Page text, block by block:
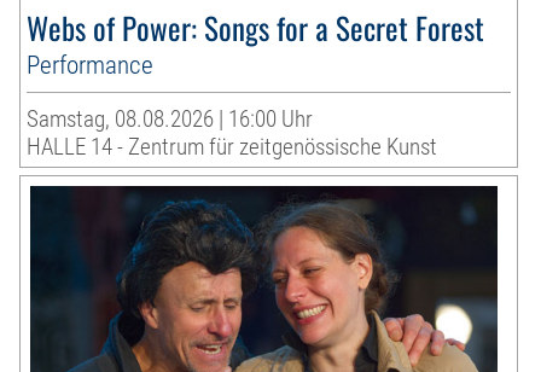
Webs of Power: Songs for a Secret Forest
Performance
Samstag, 08.08.2026 | 16:00 Uhr
HALLE 14 - Zentrum für zeitgenössische Kunst